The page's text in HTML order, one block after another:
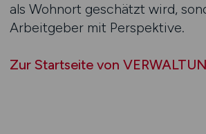
als Wohnort geschätzt wird,
Arbeitgeber mit Perspektive.
Zur Startseite von